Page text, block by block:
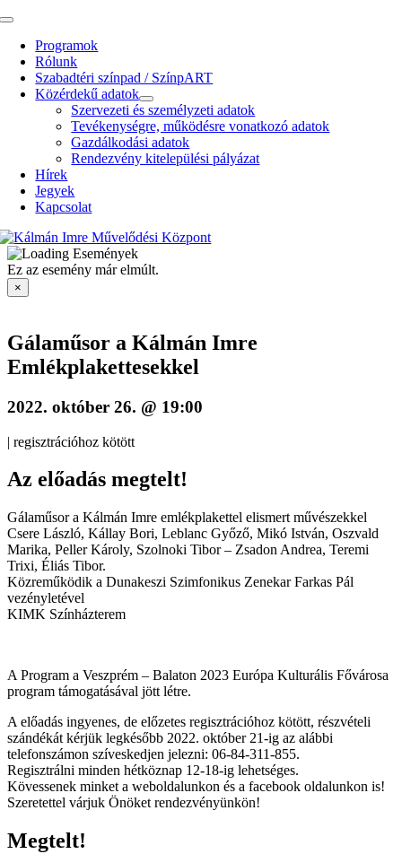
Kihagyás
Toggle
NavigationProgramok
Rólunk
Szabadtéri színpad / SzínpART
Közérdekű adatok
Szervezeti és személyzeti adatok
Tevékenységre, működésre vonatkozó adatok
Gazdálkodási adatok
Rendezvény kitelepülési pályázat
Hírek
Jegyek
Kapcsolat
Ez az esemény már elmúlt.
×
Gálaműsor a Kálmán Imre
Emlékplakettesekkel
2022. október 26. @ 19:00
| regisztrációhoz kötött
Az előadás megtelt!
Gálaműsor a Kálmán Imre emlékplakettel elismert művészekkel
Csere László, Kállay Bori, Leblanc Győző, Mikó István, Oszvald
Marika, Peller Károly, Szolnoki Tibor – Zsadon Andrea, Teremi
Trixi, Éliás Tibor.
Közreműködik a Dunakeszi Szimfonikus Zenekar Farkas Pál
vezényletével
KIMK Színházterem
A Program a Veszprém – Balaton 2023 Európa Kulturális Fővárosa
program támogatásával jött létre.
A előadás ingyenes, de előzetes regisztrációhoz kötött, részvételi
szándékát kérjük legkésőbb 2022. október 21-ig az alábbi
telefonszámon szíveskedjen jelezni: 06-84-311-855.
Regisztrálni minden hétköznap 12-18-ig lehetséges.
Kövessenek minket a weboldalunkon és a facebook oldalunkon is!
Szeretettel várjuk Önöket rendezvényünkön!
Megtelt!